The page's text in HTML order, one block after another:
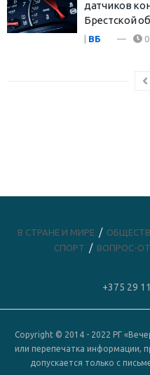
датчиков
Брестской
| ВБ
В СТРАНЕ И МИРЕ
СПОРТ
ВОПРОС-
+375 29
Copyright © 2014 - 2022 РГ
или перепечатка информации,
допускается только с